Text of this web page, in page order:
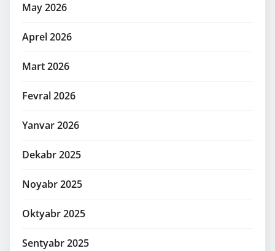
May 2026
Aprel 2026
Mart 2026
Fevral 2026
Yanvar 2026
Dekabr 2025
Noyabr 2025
Oktyabr 2025
Sentyabr 2025